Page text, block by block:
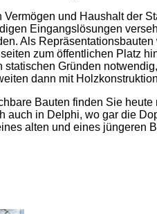
Vermögen und Haushalt der
Eingangslösungen
Als
zum öffentlichen Platz
statischen Gründen
dann mit
Bauten finden Sie
auch in Delphi, wo gar die
alten und eines jüngeren